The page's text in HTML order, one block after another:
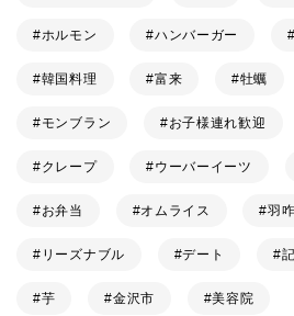
ホルモン ハンバーガー
韓国料理 富来 牡蠣
モンブラン お子様連れ歓迎
クレープ ウーバーイーツ
お弁当 オムライス 羽咋
リーズナブル デート
芋 金沢市 美容院